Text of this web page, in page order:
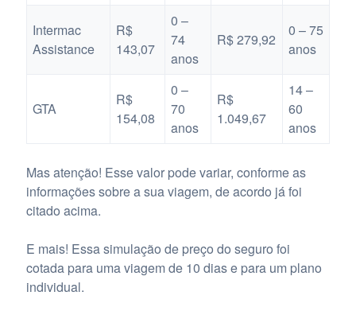
Intermac
Assistance
R$
143,07
0 –
74
anos
R$ 279,92
0 – 75
anos
GTA
R$
154,08
0 –
70
anos
R$
1.049,67
14 –
60
anos
Mas atenção! Esse valor pode variar, conforme as
informações sobre a sua viagem, de acordo já foi
citado acima.
E mais! Essa simulação de preço do seguro foi
cotada para uma viagem de 10 dias e para um plano
individual.